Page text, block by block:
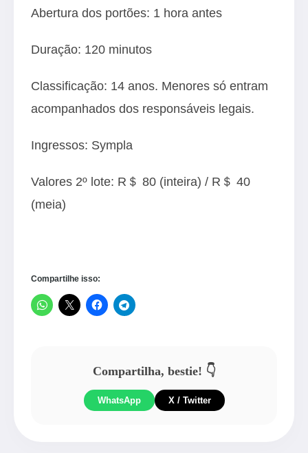
Abertura dos portões: 1 hora antes
Duração: 120 minutos
Classificação: 14 anos. Menores só entram
acompanhados dos responsáveis legais.
Ingressos: Sympla
Valores 2º lote: R＄ 80 (inteira) / R＄ 40
(meia)
Compartilhe isso:
Compartilha, bestie! 👇
WhatsApp X / Twitter